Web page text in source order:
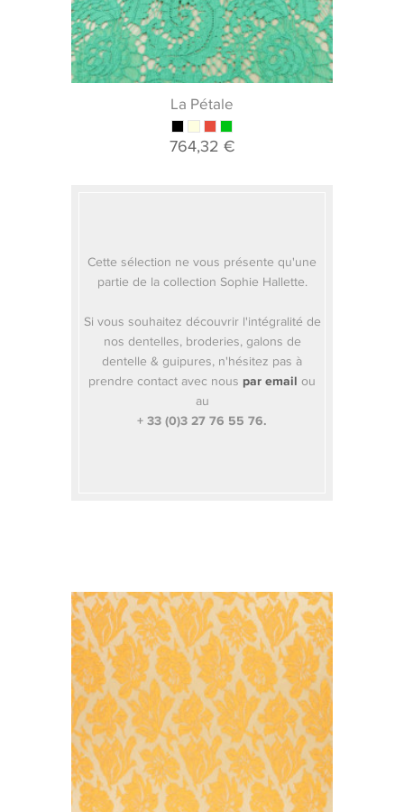
La Pétale
764,32 €
Cette sélection ne vous présente qu'une
partie de la collection Sophie Hallette.
Si vous souhaitez découvrir l'intégralité de
nos dentelles, broderies, galons de
dentelle & guipures, n'hésitez pas à
prendre contact avec nous par email ou
au
+ 33 (0)3 27 76 55 76.